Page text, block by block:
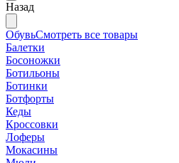
Назад
ОбувьСмотреть все товары
Балетки
Босоножки
Ботильоны
Ботинки
Ботфорты
Кеды
Кроссовки
Лоферы
Мокасины